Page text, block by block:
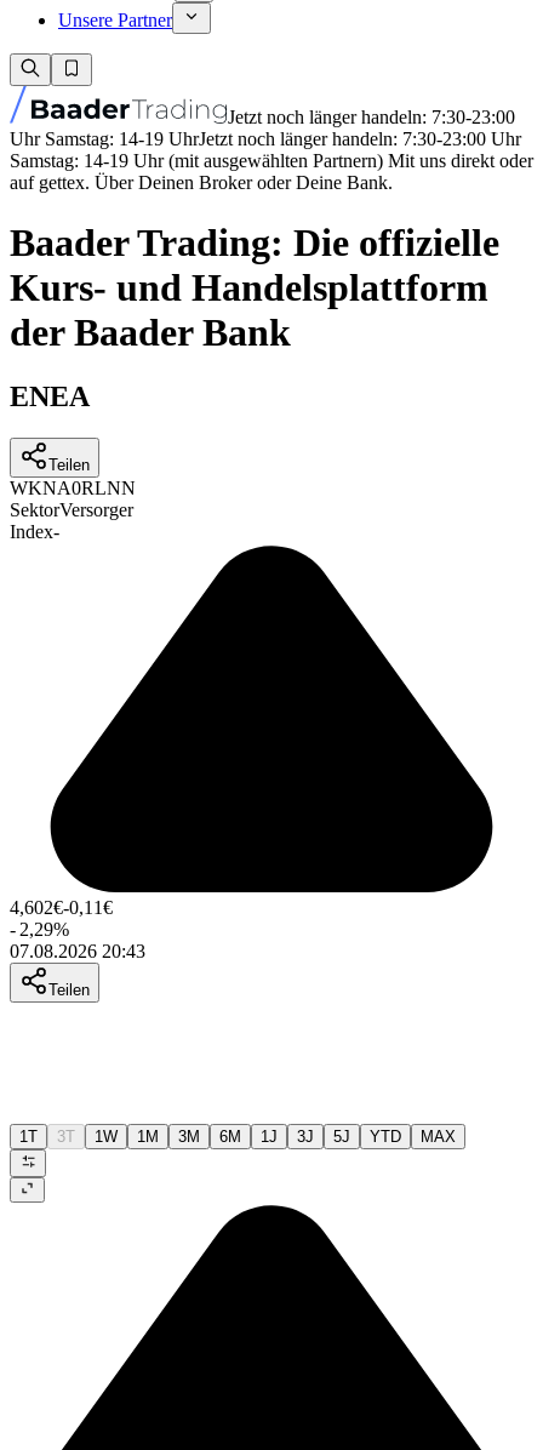
Unsere Partner
Jetzt noch länger handeln: 7:30-23:00
Uhr Samstag: 14-19 UhrJetzt noch länger handeln: 7:30-23:00 Uhr
Samstag: 14-19 Uhr (mit ausgewählten Partnern) Mit uns direkt oder
auf gettex. Über Deinen Broker oder Deine Bank.
Baader Trading: Die offizielle
Kurs- und Handelsplattform
der Baader Bank
ENEA
Teilen
WKNA0RLNN
SektorVersorger
Index-
4,602€-0,11€
- 2,29%
07.08.2026 20:43
Teilen
1T 3T 1W 1M 3M 6M 1J 3J 5J YTD MAX